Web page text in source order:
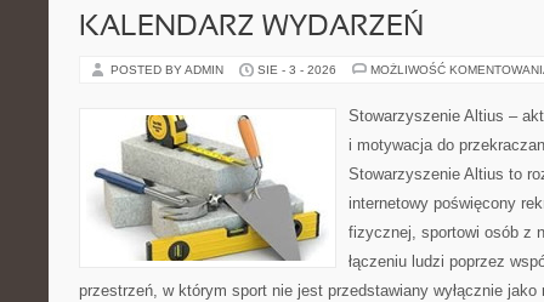
KALENDARZ WYDARZEŃ
POSTED BY ADMIN SIE - 3 - 2026 MOŻLIWOŚĆ
Stowarzyszenie Altius –
i motywacja do
Stowarzyszenie Altius to
internetowy poświęcony
fizycznej, sportowi osób z
łączeniu ludzi poprzez
przestrzeń, w którym sport nie jest przedstawiany wyłącznie jako